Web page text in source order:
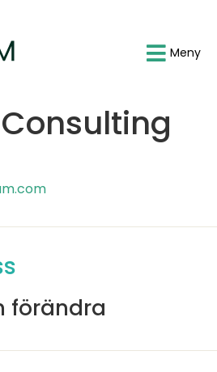
Meny
Consulting
förändra